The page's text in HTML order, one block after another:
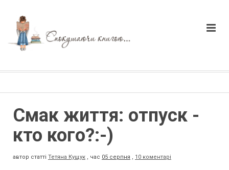
Смак життя: отпуск -
кто кого?:-)
автор статті Тетяна Кущук , час 05 серпня , 10 коментарі